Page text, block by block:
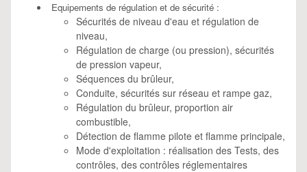
Equipements de régulation et de sécurité :
Sécurités de niveau d'eau et régulation de
niveau,
Régulation de charge (ou pression), sécurités
de pression vapeur,
Séquences du brûleur,
Conduite, sécurités sur réseau et rampe gaz,
Régulation du brûleur, proportion air
combustible,
Détection de flamme pilote et flamme principale,
Mode d'exploitation : réalisation des Tests, des
contrôles, des contrôles réglementaires